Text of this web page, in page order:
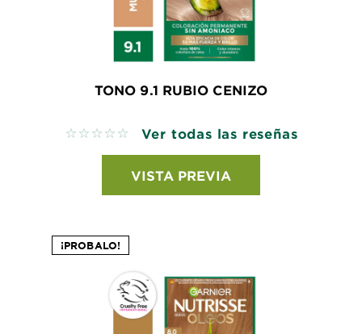
TONO 9.1 RUBIO CENIZO
No reviews Ver todas las reseñas
VISTA PREVIA
¡PROBALO!